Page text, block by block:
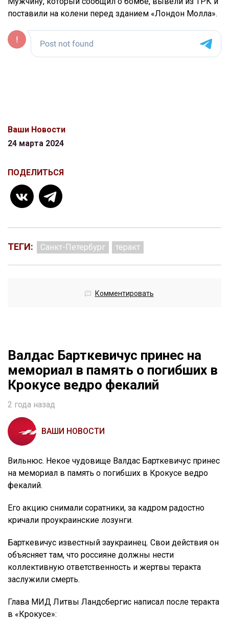
поставили на колени перед зданием «Лондон Молла».
Ваши Новости
24 марта 2024
ПОДЕЛИТЬСЯ
ТЕГИ: Санкт-Петербург теракт
Комментировать
Валдас Барткевичус принес на
мемориал в память о погибших в
Крокусе ведро фекалий
2 года назад
ВАШИ НОВОСТИ
Вильнюс. Некое чудовище Валдас Барткевичус принес
на мемориал в память о погибших в Крокусе ведро
фекалий.
Его акцию снимали соратники, за кадром радостно
кричали проукраинские лозунги.
Барткевичус известный заукраинец. Свои действия он
объясняет там, что россияне должны нести
коллективную ответственность и жертвы теракта
заслужили смерть.
Глава МИД Литвы Ландсбергис написал после теракта
в «Крокусе»: